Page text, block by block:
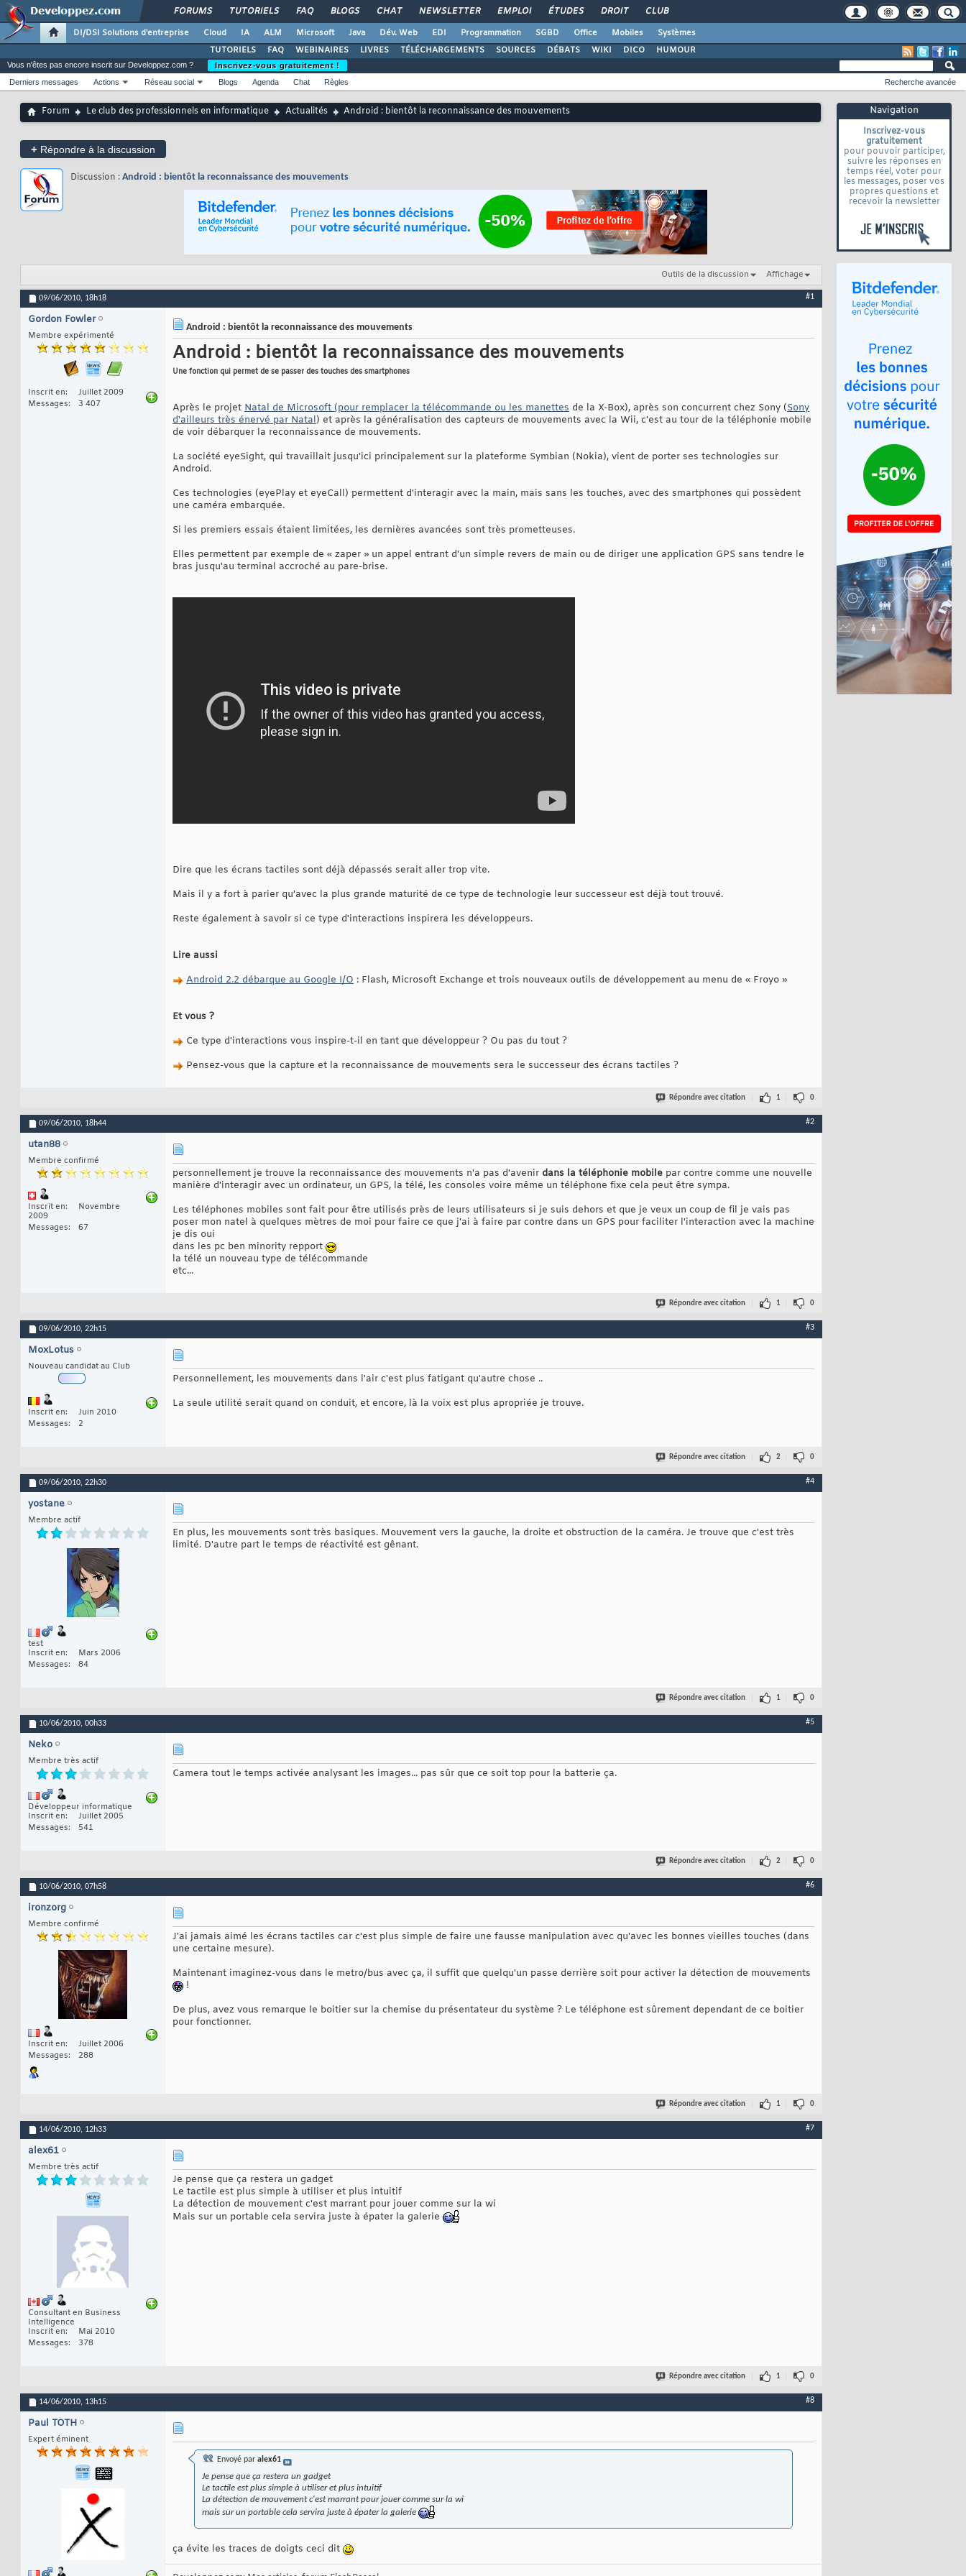
FORUMS TUTORIELS FAQ BLOGS CHAT NEWSLETTER EMPLOI ÉTUDES DROIT CLUB
DI/DSI Solutions d'entreprise Cloud IA ALM Microsoft Java Dév. Web EDI Programmation SGBD Office Mobiles
Systèmes
TUTORIELS
FAQ WEBINAIRES LIVRES TÉLÉCHARGEMENTS SOURCES DÉBATS WIKI DICO HUMOUR
Navigation
Inscrivez-vous
gratuitement
pour pouvoir participer,
suivre les réponses en
temps réel, voter pour
les messages, poser vos
propres questions et
recevoir la newsletter
Vous n'êtes pas encore inscrit sur Developpez.com ?
Inscrivez-vous gratuitement !
Derniers messages
Actions Réseau social Blogs Agenda Chat Règles Recherche avancée
Forum Le club des professionnels en informatique Actualités Android : bientôt la reconnaissance des mouvements
+ Répondre à la discussion
Discussion : Android : bientôt la reconnaissance des mouvements
Outils de la discussion Affichage
09/06/2010, 18h18 #1
Gordon Fowler
Membre expérimenté
Inscrit en
Juillet 2009
Messages
3 407
Android : bientôt la reconnaissance des mouvements
Android : bientôt la reconnaissance des mouvements
Une fonction qui permet de se passer des touches des smartphones
Après le projet Natal de Microsoft (pour remplacer la télécommande ou les manettes de la X-Box), après son concurrent chez Sony (Sony
d'ailleurs très énervé par Natal) et après la généralisation des capteurs de mouvements avec la Wii, c'est au tour de la téléphonie mobile
de voir débarquer la reconnaissance de mouvements.
La société eyeSight, qui travaillait jusqu'ici principalement sur la plateforme Symbian (Nokia), vient de porter ses technologies sur
Android.
Ces technologies (eyePlay et eyeCall) permettent d'interagir avec la main, mais sans les touches, avec des smartphones qui possèdent
une caméra embarquée.
Si les premiers essais étaient limitées, les dernières avancées sont très prometteuses.
Elles permettent par exemple de « zaper » un appel entrant d'un simple revers de main ou de diriger une application GPS sans tendre le
bras jusqu'au terminal accroché au pare-brise.
Dire que les écrans tactiles sont déjà dépassés serait aller trop vite.
Mais il y a fort à parier qu'avec la plus grande maturité de ce type de technologie leur successeur est déjà tout trouvé.
Reste également à savoir si ce type d'interactions inspirera les développeurs.
Lire aussi
Android 2.2 débarque au Google I/O : Flash, Microsoft Exchange et trois nouveaux outils de développement au menu de « Froyo »
Et vous ?
Ce type d'interactions vous inspire-t-il en tant que développeur ? Ou pas du tout ?
Pensez-vous que la capture et la reconnaissance de mouvements sera le successeur des écrans tactiles ?
Répondre avec citation 1 0
09/06/2010, 18h44 #2
utan88
Membre confirmé
Inscrit en
Novembre
2009
Messages
67
personnellement je trouve la reconnaissance des mouvements n'a pas d'avenir dans la téléphonie mobile par contre comme une nouvelle
manière d'interagir avec un ordinateur, un GPS, la télé, les consoles voire même un téléphone fixe cela peut être sympa.
Les téléphones mobiles sont fait pour être utilisés près de leurs utilisateurs si je suis dehors et que je veux un coup de fil je vais pas
poser mon natel à quelques mètres de moi pour faire ce que j'ai à faire par contre dans un GPS pour faciliter l'interaction avec la machine
je dis oui
dans les pc ben minority repport
la télé un nouveau type de télécommande
etc...
Répondre avec citation 1 0
09/06/2010, 22h15 #3
MoxLotus
Nouveau candidat au Club
Inscrit en
Juin 2010
Messages
2
Personnellement, les mouvements dans l'air c'est plus fatigant qu'autre chose ..
La seule utilité serait quand on conduit, et encore, là la voix est plus apropriée je trouve.
Répondre avec citation 2 0
09/06/2010, 22h30 #4
yostane
Membre actif
test
Inscrit en
Mars 2006
Messages
84
En plus, les mouvements sont très basiques. Mouvement vers la gauche, la droite et obstruction de la caméra. Je trouve que c'est très
limité. D'autre part le temps de réactivité est gênant.
Répondre avec citation 1 0
10/06/2010, 00h33 #5
Neko
Membre très actif
Développeur informatique
Inscrit en
Juillet 2005
Messages
541
Camera tout le temps activée analysant les images... pas sûr que ce soit top pour la batterie ça.
Répondre avec citation 2 0
10/06/2010, 07h58 #6
ironzorg
Membre confirmé
Inscrit en
Juillet 2006
Messages
288
J'ai jamais aimé les écrans tactiles car c'est plus simple de faire une fausse manipulation avec qu'avec les bonnes vieilles touches (dans
une certaine mesure).
Maintenant imaginez-vous dans le metro/bus avec ça, il suffit que quelqu'un passe derrière soit pour activer la détection de mouvements
!
De plus, avez vous remarque le boitier sur la chemise du présentateur du système ? Le téléphone est sûrement dependant de ce boitier
pour fonctionner.
Répondre avec citation 1 0
14/06/2010, 12h33 #7
alex61
Membre très actif
Consultant en Business
Intelligence
Inscrit en
Mai 2010
Messages
378
Je pense que ça restera un gadget
Le tactile est plus simple à utiliser et plus intuitif
La détection de mouvement c'est marrant pour jouer comme sur la wi
Mais sur un portable cela servira juste à épater la galerie
Répondre avec citation 1 0
14/06/2010, 13h15 #8
Paul TOTH
Expert éminent
Envoyé par alex61
Je pense que ça restera un gadget
Le tactile est plus simple à utiliser et plus intuitif
La détection de mouvement c'est marrant pour jouer comme sur la wi
mais sur un portable cela servira juste à épater la galerie
ça évite les traces de doigts ceci dit